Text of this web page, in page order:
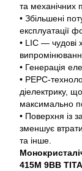
та механічних
• Збільшені
експлуатації
• LIC — чудові
• Генерація
• PЕРС-
діелектрику,
максимально
• Поверхня із
зменшує
та інше.
415M 9BB